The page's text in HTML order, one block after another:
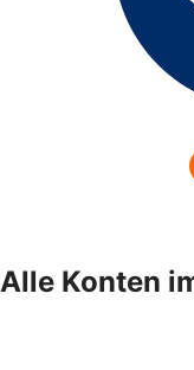
Alle Konten